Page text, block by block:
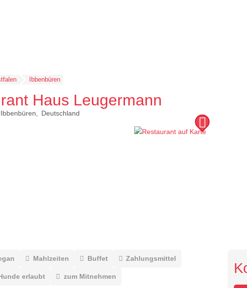
Ibbenbüren
Haus Leugermann
Ibbenbüren Deutschland
Mahlzeiten Buffet Zahlungsmittel
erlaubt zum Mitnehmen